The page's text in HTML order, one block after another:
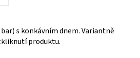
s konkávním dnem. Variantně
produktu.